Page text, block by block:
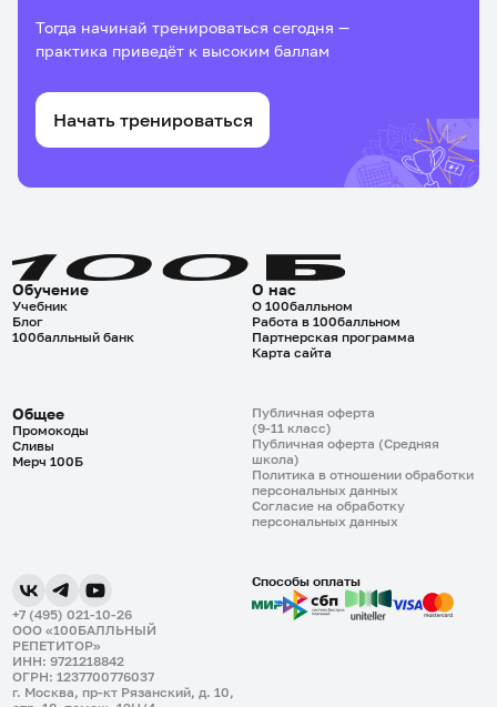
Тогда начинай тренироваться сегодня —
практика приведёт к высоким баллам
Начать тренироваться
Обучение
Учебник
Блог
100балльный банк
О нас
О 100балльном
Работа в 100балльном
Партнерская программа
Карта сайта
Общее
Промокоды
Сливы
Мерч 100Б
+7 (495) 021-10-26
ООО «100БАЛЛЬНЫЙ
РЕПЕТИТОР»
ИНН: 9721218842
ОГРН: 1237700776037
г. Москва, пр-кт Рязанский, д. 10,
Публичная оферта
(9-11 класс)
Публичная оферта (Средняя
школа)
Политика в отношении обработки
персональных данных
Согласие на обработку
персональных данных
Способы оплаты